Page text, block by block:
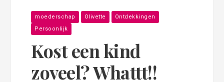
moederschap Olivette
Ontdekkingen
Persoonlijk
Kost een kind
zoveel? Whattt!!